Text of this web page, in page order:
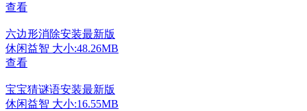
查看
六边形消除安装最新版
休闲益智 大小:48.26MB
查看
宝宝猜谜语安装最新版
休闲益智 大小:16.55MB